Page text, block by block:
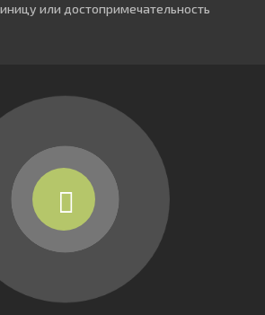
или достопримечательность